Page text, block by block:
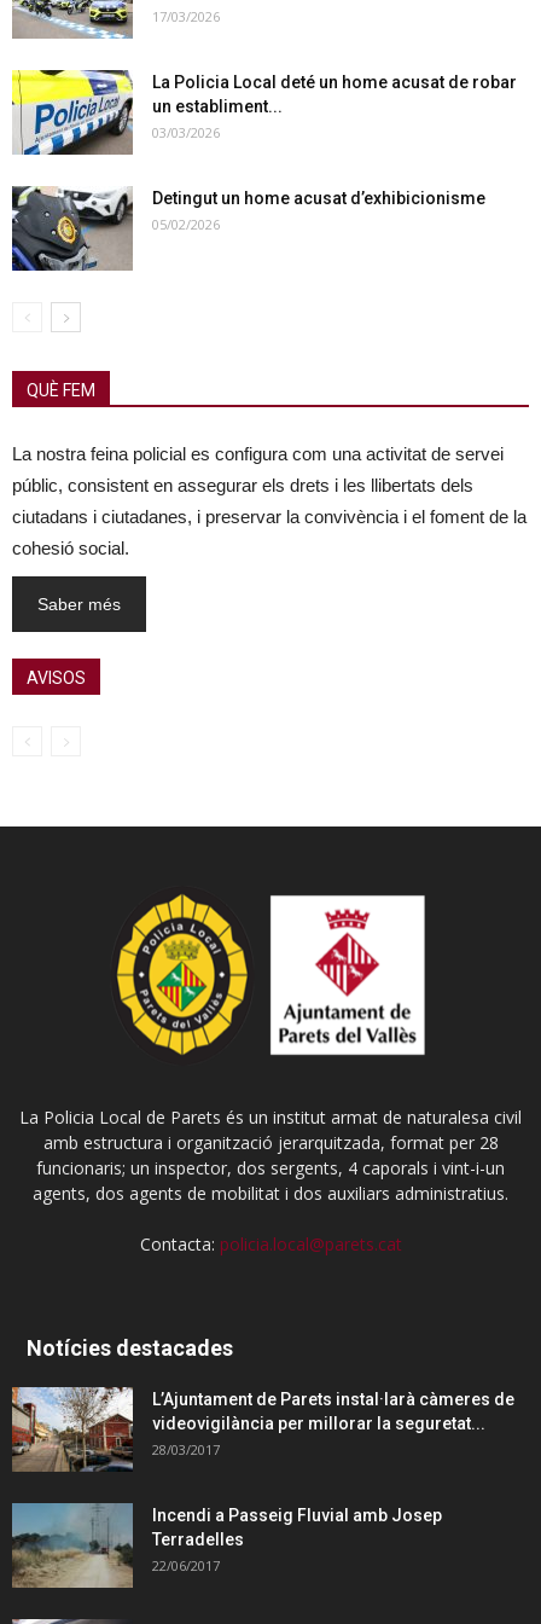
17/03/2026
La Policia Local deté un home acusat de robar
un establiment...
03/03/2026
Detingut un home acusat d’exhibicionisme
05/02/2026
QUÈ FEM
La nostra feina policial es configura com una activitat de servei
públic, consistent en assegurar els drets i les llibertats dels
ciutadans i ciutadanes, i preservar la convivència i el foment de la
cohesió social.
Saber més
AVISOS
La Policia Local de Parets és un institut armat de naturalesa civil
amb estructura i organització jerarquitzada, format per 28
funcionaris; un inspector, dos sergents, 4 caporals i vint-i-un
agents, dos agents de mobilitat i dos auxiliars administratius.
Contacta: policia.local@parets.cat
Notícies destacades
L’Ajuntament de Parets instal·larà càmeres de
videovigilància per millorar la seguretat...
28/03/2017
Incendi a Passeig Fluvial amb Josep
Terradelles
22/06/2017